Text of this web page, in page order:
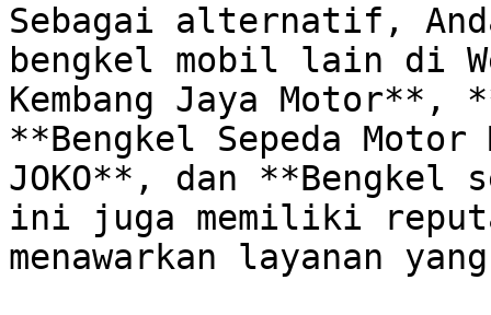
Sebagai alternatif,
bengkel mobil lain di
Kembang Jaya Motor**,
**Bengkel Sepeda
JOKO**, dan **Bengkel
ini juga memiliki
menawarkan layanan